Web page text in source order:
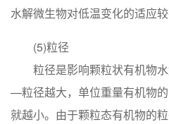
水解微生物对低温变化的适应较
(5)粒径
粒径是影响颗粒状有机物水
—粒径越大，单位重量有机物
就越小。由于颗粒态有机物的